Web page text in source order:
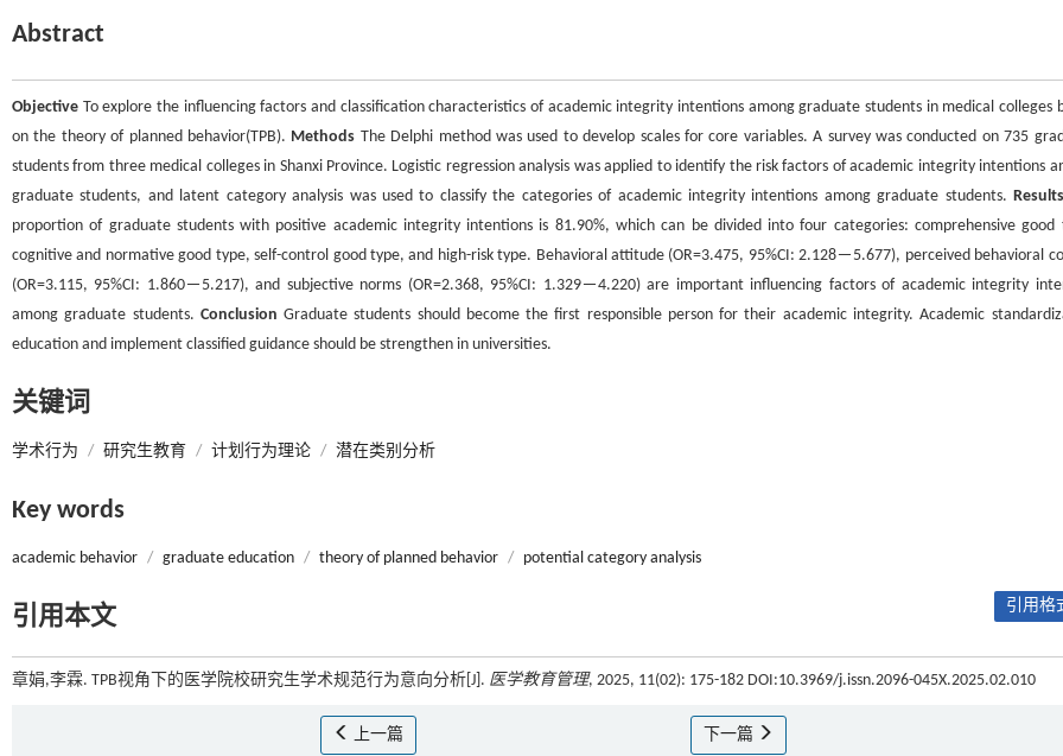
Abstract
Objective To explore the influencing factors and classification characteristics of academic integrity intentions among graduate students in medical colleges
on the theory of planned behavior(TPB). Methods The Delphi method was used to develop scales for core variables. A survey was conducted on 735
students from three medical colleges in Shanxi Province. Logistic regression analysis was applied to identify the risk factors of academic integrity intentions
graduate students, and latent category analysis was used to classify the categories of academic integrity intentions among graduate students.Results
proportion of graduate students with positive academic integrity intentions is 81.90%, which can be divided into four categories: comprehensive good
cognitive and normative good type, self-control good type, and high-risk type. Behavioral attitude (OR=3.475, 95%CI: 2.128－5.677), perceived behavioral
(OR=3.115, 95%CI: 1.860－5.217), and subjective norms (OR=2.368, 95%CI: 1.329－4.220) are important influencing factors of academic integrity
among graduate students. Conclusion Graduate students should become the first responsible person for their academic integrity. Academic
education and implement classified guidance should be strengthen in universities.
关键词
学术行为 / 研究生教育 / 计划行为理论 / 潜在类别分析
Key words
academic behavior / graduate education / theory of planned behavior / potential category analysis
引用本文 引用格
章娟,李霖. TPB视角下的医学院校研究生学术规范行为意向分析[J]. 医学教育管理, 2025, 11(02): 175-182 DOI:10.3969/j.issn.2096-045X.2025.02.010
上一篇 下一篇